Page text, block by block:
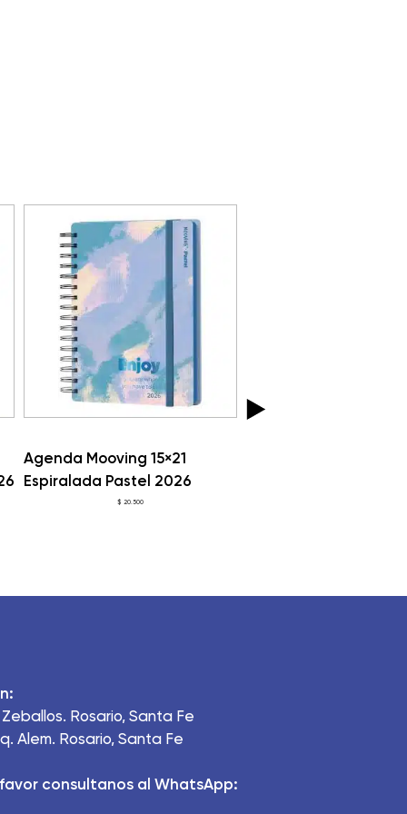
Agenda Mooving 15×21
Espiralada Pastel 2026
$ 20.500
Rosario, Santa Fe
Alem. Rosario, Santa Fe
consultanos al WhatsApp: